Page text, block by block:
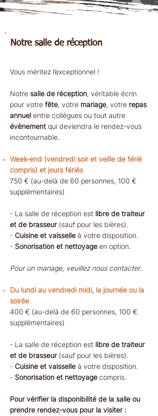
Notre salle de réception
Vous méritez l’exceptionnel !​
Notre salle de réception, véritable écrin
pour votre fête, votre mariage, votre repas
annuel entre collègues ou tout autre
évènement qui deviendra le rendez-vous
incontournable.
Week-end (vendredi soir et veille de férié
compris) et jours fériés
750 € (au-delà de 60 personnes, 100 €
supplémentaires)
- La salle de réception est libre de traiteur
et de brasseur(sauf pour les bières).
- Cuisine et vaisselle à votre disposition.
- Sonorisation et nettoyage en option.
Pour un mariage, veuillez nous contacter.
Du lundi au vendredi midi, la journée ou la
soirée
400 € (au-delà de 60 personnes, 100 €
supplémentaires)
- La salle de réception est libre de traiteur
et de brasseur(sauf pour les bières).
- Cuisine et vaisselle à votre disposition.
- Sonorisation et nettoyage compris.
Pour vérifier la disponibilité de la salle ou
prendre rendez-vous pour la visiter :